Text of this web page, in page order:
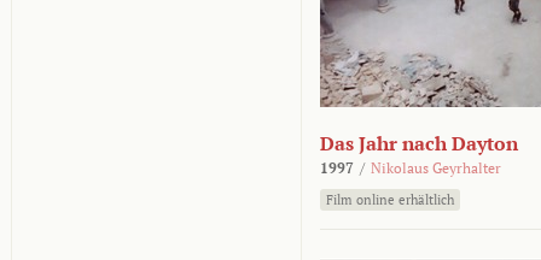
Das Jahr nach Dayton
1997 / Nikolaus Geyrhalter
Film online erhältlich